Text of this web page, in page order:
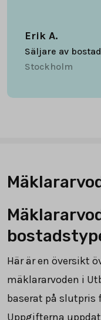
Erik A.
Säljare av
Stockholm
Här är en översikt
mäklararvoden i
baserat på slutpris
Uppgifterna